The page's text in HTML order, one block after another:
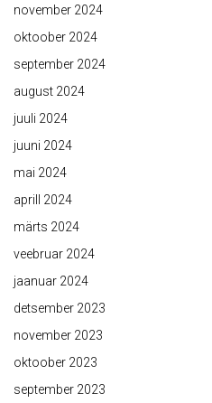
november 2024
oktoober 2024
september 2024
august 2024
juuli 2024
juuni 2024
mai 2024
aprill 2024
märts 2024
veebruar 2024
jaanuar 2024
detsember 2023
november 2023
oktoober 2023
september 2023